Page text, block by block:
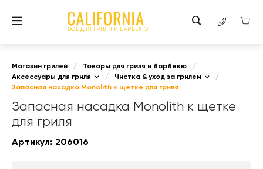
ВСЕ ДЛЯ ГРИЛЯ И БАРБЕКЮ
Магазин грилей / Товары для гриля и барбекю
/
Аксессуары для гриля
/ Чистка & уход за грилем
/
Запасная насадка Monolith к щетке для гриля
Запасная насадка Monolith к щетке
для гриля
Артикул: 206016